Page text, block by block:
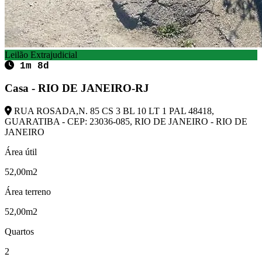
Leilão Extrajudicial
1m 8d
Casa - RIO DE JANEIRO-RJ
RUA ROSADA,N. 85 CS 3 BL 10 LT 1 PAL 48418,
GUARATIBA - CEP: 23036-085, RIO DE JANEIRO - RIO DE
JANEIRO
Área útil
52,00m2
Área terreno
52,00m2
Quartos
2